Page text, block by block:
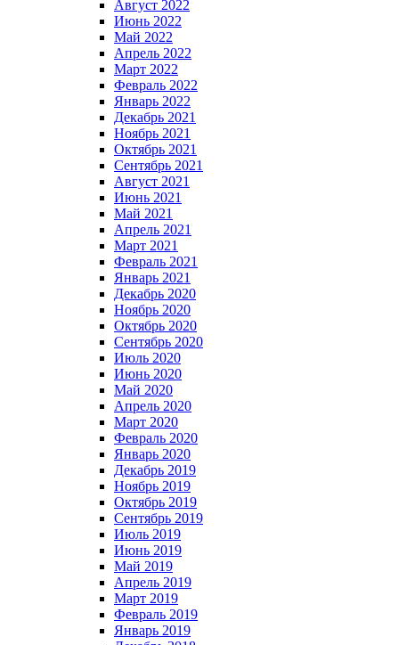
Август 2022
Июнь 2022
Май 2022
Апрель 2022
Март 2022
Февраль 2022
Январь 2022
Декабрь 2021
Ноябрь 2021
Октябрь 2021
Сентябрь 2021
Август 2021
Июнь 2021
Май 2021
Апрель 2021
Март 2021
Февраль 2021
Январь 2021
Декабрь 2020
Ноябрь 2020
Октябрь 2020
Сентябрь 2020
Июль 2020
Июнь 2020
Май 2020
Апрель 2020
Март 2020
Февраль 2020
Январь 2020
Декабрь 2019
Ноябрь 2019
Октябрь 2019
Сентябрь 2019
Июль 2019
Июнь 2019
Май 2019
Апрель 2019
Март 2019
Февраль 2019
Январь 2019